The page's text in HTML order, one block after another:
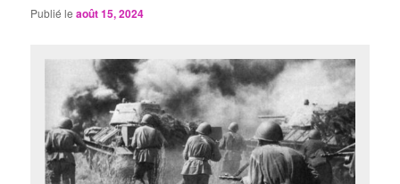
Publié leaoût 15, 2024